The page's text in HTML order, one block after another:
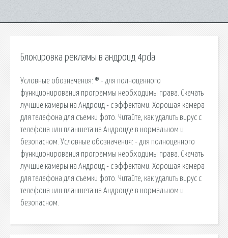
Блокировка рекламы в андроид 4pda
Условные обозначения: ® - для полноценного
функционирования программы необходимы права. Скачать
лучшие камеры на Андроид - с эффектами. Хорошая камера
для телефона для съемки фото. Читайте, как удалить вирус с
телефона или планшета на Андроиде в нормальном и
безопасном. Условные обозначения: - для полноценного
функционирования программы необходимы права. Скачать
лучшие камеры на Андроид - с эффектами. Хорошая камера
для телефона для съемки фото. Читайте, как удалить вирус с
телефона или планшета на Андроиде в нормальном и
безопасном.